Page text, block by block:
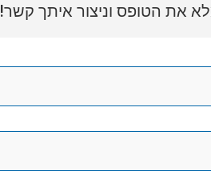
את הטופס וניצור איתך קשר!